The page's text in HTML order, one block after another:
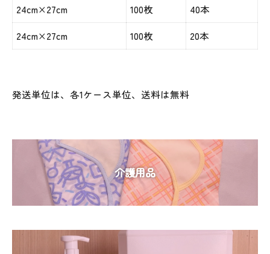
24cm×27cm
100枚
40本
24cm×27cm
100枚 20本
発送単位は、各1ケース単位、送料は無料
介護用品